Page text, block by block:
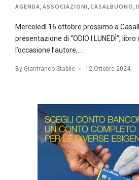
AGENDA, ASSOCIAZIONI, CASALBUONO,
Mercoledì 16 ottobre prossimo a
presentazione di “ODIO I LUNEDÌ”,
l’occasione l’autore,…
By Gianfranco Stabile 12 Ottobre 2024